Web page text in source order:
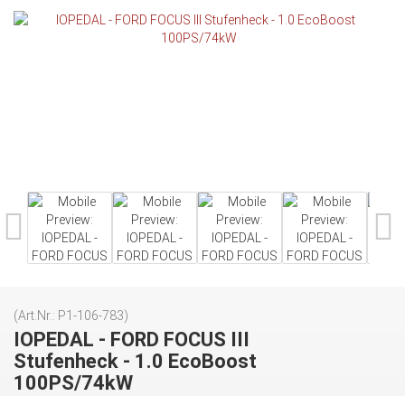
(Art.Nr.: P1-106-783)
IOPEDAL - FORD FOCUS III
Stufenheck - 1.0 EcoBoost
100PS/74kW